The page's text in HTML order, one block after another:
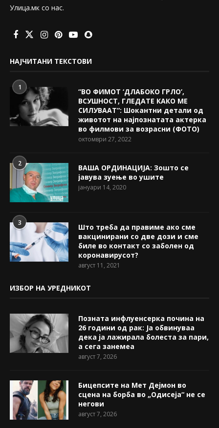
Улица.мк со нас.
НАЈЧИТАНИ ТЕКСТОВИ
1
“ВО ФИМОТ ‘ДЛАБОКО ГРЛО’,
ВСУШНОСТ, ГЛЕДАТЕ КАКО МЕ
СИЛУВААТ“: Шокантни детали од
животот на најпознатата актерка
во филмови за возрасни (ФОТО)
октомври 27, 2022
2
ВАША ОРДИНАЦИЈА: Зошто се
јавува зуење во ушите
јануари 14, 2020
3
Што треба да правиме ако сме
вакцинирани со две дози и сме
биле во контакт со заболен од
коронавирусот?
август 11, 2021
ИЗБОР НА УРЕДНИКОТ
Позната инфлуенсерка почина на
26 години од рак: Ја обвинуваа
дека ја лажирала болеста за пари,
а сега занемеа
август 7, 2026
Бицепсите на Мет Дејмон во
сцена на борба во „Одисеја“ не се
негови
август 7, 2026